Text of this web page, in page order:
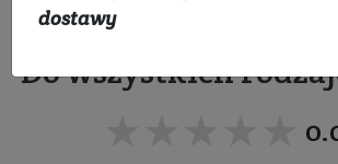
z mocznikiem
Do wszystkich
dostawy